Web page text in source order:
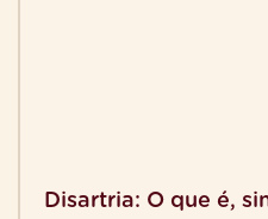
Disartria: O que é,